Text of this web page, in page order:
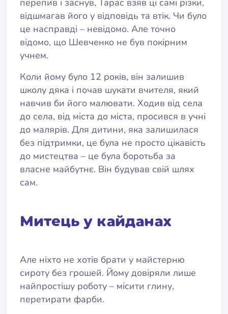
перепив і заснув, Тарас взяв ці самі різки,
відшмагав його у відповідь та втік. Чи було
це насправді – невідомо. Але точно
відомо, що Шевченко не був покірним
учнем.
Коли йому було 12 років, він залишив
школу дяка і почав шукати вчителя, який
навчив би його малювати. Ходив від села
до села, від міста до міста, просився в учні
до малярів. Для дитини, яка залишилася
без підтримки, це була не просто цікавість
до мистецтва – це була боротьба за
власне майбутнє. Він будував свій шлях
сам.
Митець у кайданах
Але ніхто не хотів брати у майстерню
сироту без грошей. Йому довіряли лише
найпростішу роботу – місити глину,
перетирати фарби.